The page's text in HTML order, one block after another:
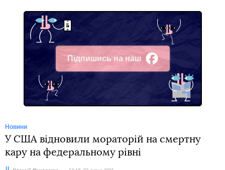
Підпишись на наш
Facebook
Новини
У США відновили мораторій на смертну
кару на федеральному рівні